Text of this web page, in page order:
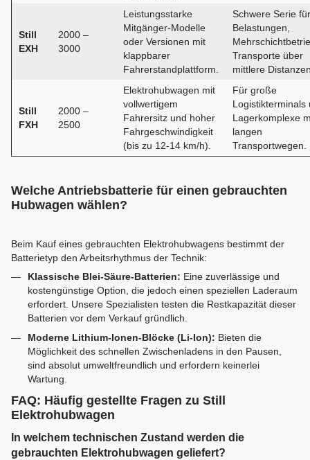
Still
EXH
2000 –
3000
Leistungsstarke
Mitgänger-Modelle
oder Versionen mit
klappbarer
Fahrerstandplattform.
Schwere Serie
Belastungen,
Transporte über
mittlere
Still
FXH
2000 –
2500
Elektrohubwagen mit
vollwertigem
Fahrersitz und hoher
Fahrgeschwindigkeit
(bis zu 12-14 km/h).
Für große
Logistikterminals
Lagerkomplexe
langen
Transportwegen.
Welche Antriebsbatterie für einen gebrauchten
Hubwagen wählen?
Beim Kauf eines gebrauchten Elektrohubwagens bestimmt der
Batterietyp den Arbeitsrhythmus der Technik:
Klassische Blei-Säure-Batterien: Eine zuverlässige und
kostengünstige Option, die jedoch einen speziellen Laderaum
erfordert. Unsere Spezialisten testen die Restkapazität dieser
Batterien vor dem Verkauf gründlich.
Moderne Lithium-Ionen-Blöcke (Li-Ion): Bieten die
Möglichkeit des schnellen Zwischenladens in den Pausen,
sind absolut umweltfreundlich und erfordern keinerlei
Wartung.
FAQ: Häufig gestellte Fragen zu Still
Elektrohubwagen
In welchem technischen Zustand werden die
gebrauchten Elektrohubwagen geliefert?